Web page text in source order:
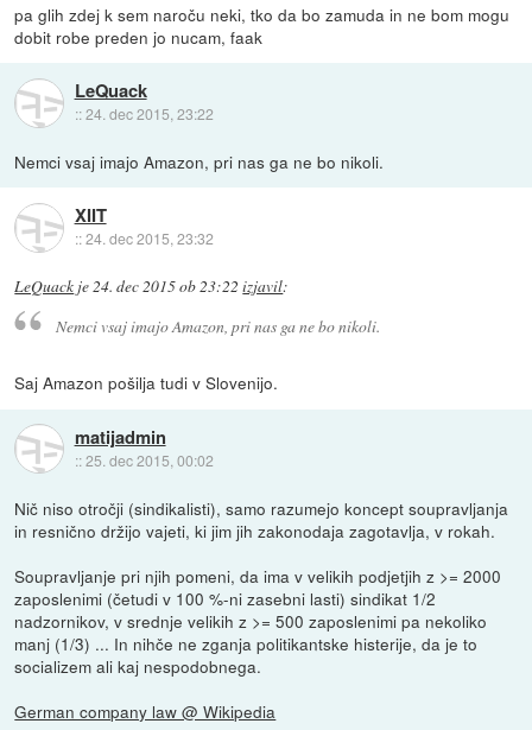
pa glih zdej k sem naroču neki, tko da bo zamuda in ne bom mogu
dobit robe preden jo nucam, faak
LeQuack
::24. dec 2015, 23:22
Nemci vsaj imajo Amazon, pri nas ga ne bo nikoli.
XIIT
::24. dec 2015, 23:32
LeQuack je24. dec 2015 ob 23:22 izjavil:
Nemci vsaj imajo Amazon, pri nas ga ne bo nikoli.
Saj Amazon pošilja tudi v Slovenijo.
matijadmin
::25. dec 2015, 00:02
Nič niso otročji (sindikalisti), samo razumejo koncept soupravljanja
in resnično držijo vajeti, ki jim jih zakonodaja zagotavlja, v rokah.
Soupravljanje pri njih pomeni, da ima v velikih podjetjih z >= 2000
zaposlenimi (četudi v 100 %-ni zasebni lasti) sindikat 1/2
nadzornikov, v srednje velikih z >= 500 zaposlenimi pa nekoliko
manj (1/3) ... In nihče ne zganja politikantske histerije, da je to
socializem ali kaj nespodobnega.
German company law @ Wikipedia